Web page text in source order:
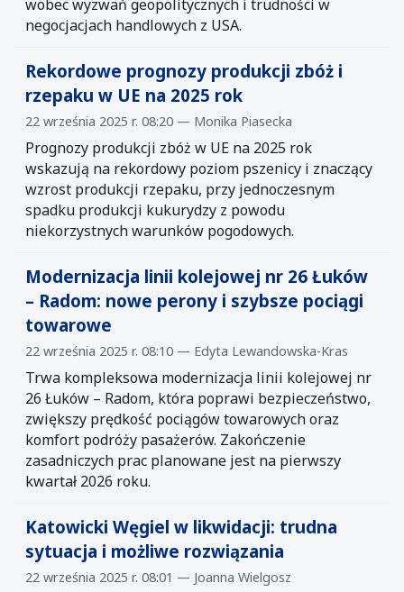
wobec wyzwań geopolitycznych i trudności w
negocjacjach handlowych z USA.
Rekordowe prognozy produkcji zbóż i
rzepaku w UE na 2025 rok
22 września 2025 r. 08:20 — Monika Piasecka
Prognozy produkcji zbóż w UE na 2025 rok
wskazują na rekordowy poziom pszenicy i znaczący
wzrost produkcji rzepaku, przy jednoczesnym
spadku produkcji kukurydzy z powodu
niekorzystnych warunków pogodowych.
Modernizacja linii kolejowej nr 26 Łuków
– Radom: nowe perony i szybsze pociągi
towarowe
22 września 2025 r. 08:10 — Edyta Lewandowska-Kras
Trwa kompleksowa modernizacja linii kolejowej nr
26 Łuków – Radom, która poprawi bezpieczeństwo,
zwiększy prędkość pociągów towarowych oraz
komfort podróży pasażerów. Zakończenie
zasadniczych prac planowane jest na pierwszy
kwartał 2026 roku.
Katowicki Węgiel w likwidacji: trudna
sytuacja i możliwe rozwiązania
22 września 2025 r. 08:01 — Joanna Wielgosz